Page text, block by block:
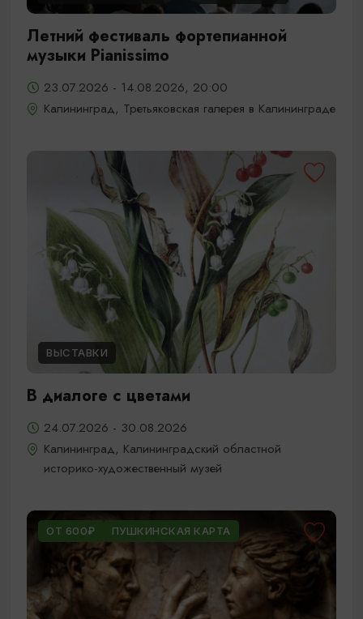
Летний фестиваль фортепианной
музыки Pianissimo
23.07.2026 - 14.08.2026, 20:00
Калининград, Третьяковская галерея в Калининграде
ВЫСТАВКИ
В диалоге с цветами
24.07.2026 - 30.08.2026
Калининград, Калининградский областной
историко-художественный музей
ОТ 600₽ ПУШКИНСКАЯ КАРТА